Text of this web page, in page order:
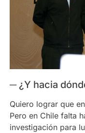
─ ¿Y hacia
Quiero lograr que
Pero en Chile falta
investigación para